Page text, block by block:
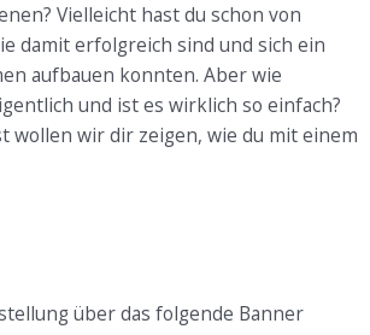
Vielleicht hast du schon von
damit erfolgreich sind und sich ein
aufbauen konnten. Aber wie
und ist es wirklich so einfach?
wollen wir dir zeigen, wie du mit einem
über das folgende Banner